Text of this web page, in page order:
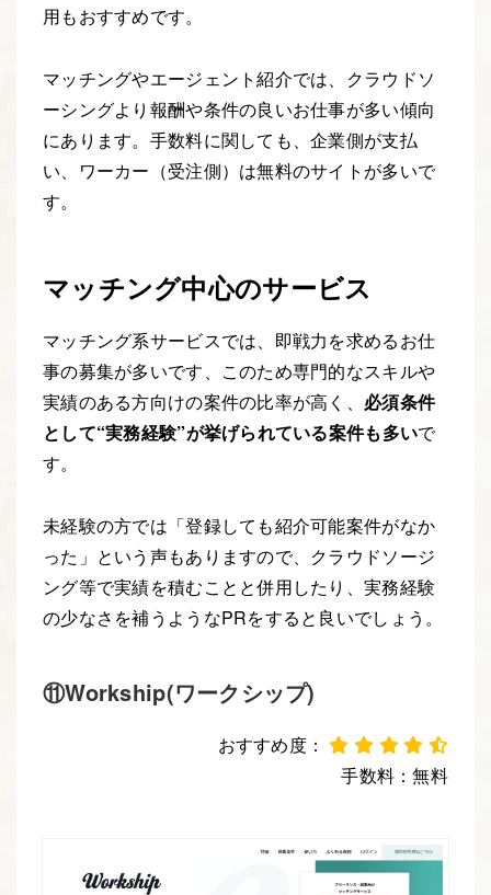
用もおすすめです。
マッチングやエージェント紹介では、クラウドソ
ーシングより報酬や条件の良いお仕事が多い傾向
にあります。手数料に関しても、企業側が支払
い、ワーカー（受注側）は無料のサイトが多いで
す。
マッチング中心のサービス
マッチング系サービスでは、即戦力を求めるお仕
事の募集が多いです、このため専門的なスキルや
実績のある方向けの案件の比率が高く、 必須条件
として“実務経験”が挙げられている案件も多いで
す。
未経験の方では「登録しても紹介可能案件がなか
った」という声もありますので、クラウドソージ
ング等で実績を積むことと併用したり、実務経験
の少なさを補うようなPRをすると良いでしょう。
⑪Workship(ワークシップ)
おすすめ度：
手数料：無料